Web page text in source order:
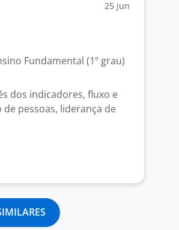
25 jun
Fundamental (1º grau)
dos indicadores, fluxo e
pessoas, liderança de